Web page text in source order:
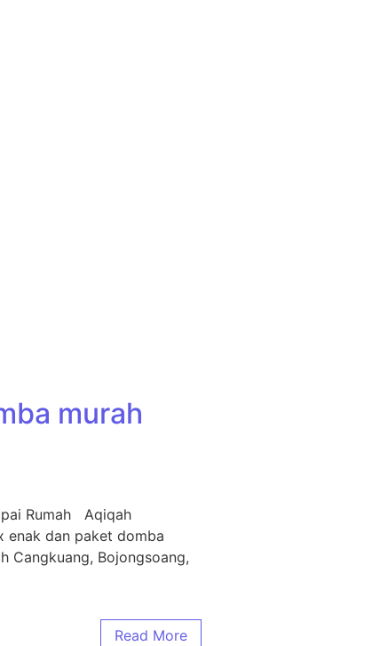
murah
Rumah Aqiqah
enak dan paket domba
Cangkuang, Bojongsoang,
Read More